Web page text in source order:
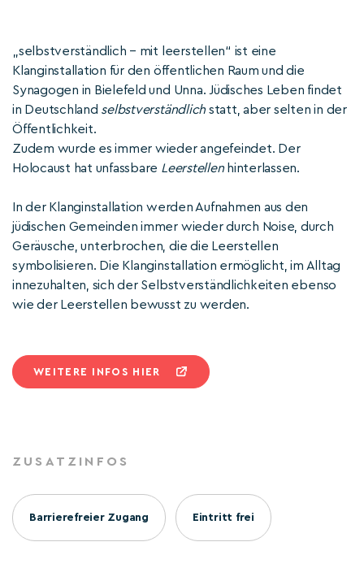
„selbstverständlich – mit leerstellen“ ist eine
Klanginstallation für den öffentlichen Raum und die
Synagogen in Bielefeld und Unna. Jüdisches Leben findet
in Deutschland selbstverständlich statt, aber selten in der
Öffentlichkeit.
Zudem wurde es immer wieder angefeindet. Der
Holocaust hat unfassbare Leerstellenhinterlassen.
In der Klanginstallation werden Aufnahmen aus den
jüdischen Gemeinden immer wieder durch Noise, durch
Geräusche, unterbrochen, die die Leerstellen
symbolisieren. Die Klanginstallation ermöglicht, im Alltag
innezuhalten, sich der Selbstverständlichkeiten ebenso
wie der Leerstellen bewusst zu werden.
WEITERE INFOS HIER
ZUSATZINFOS
Barrierefreier Zugang Eintritt frei